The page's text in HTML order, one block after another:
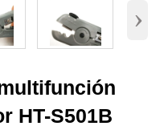
›
HT-S501B